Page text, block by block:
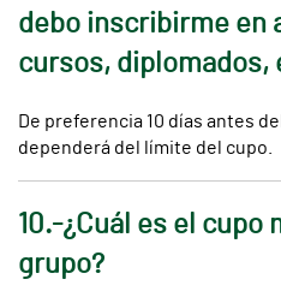
debo inscribirme en
cursos, diplomados,
De preferencia 10 días antes
dependerá del límite del cupo.
10.-¿Cuál es el cupo
grupo?